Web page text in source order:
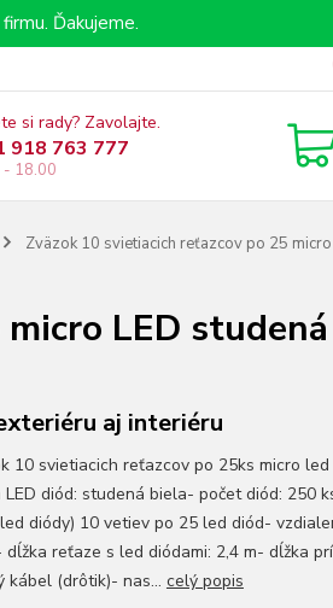
Ďakujeme.
si rady? Zavolajte.
918 763 777
- 18.00
Zväzok 10 svietiacich reťazcov po 25
LED
aj interiéru
10 svietiacich reťazcov po 25ks micro
LED diód: studená biela- počet diód: 250
diódy) 10 vetiev po 25 led diód-
dĺžka reťaze s led diódami: 2,4 m- dĺžka
kábel (drôtik)- nas... celý popis